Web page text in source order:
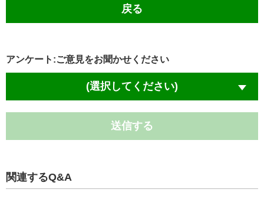
戻る
アンケート:ご意見をお聞かせください
(選択してください)
送信する
関連するQ&A